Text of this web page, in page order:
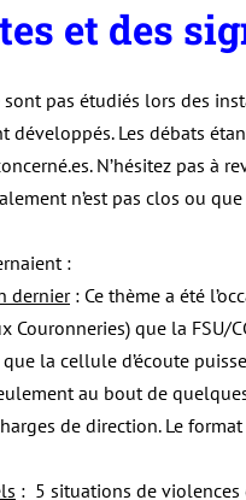
et des
pas étudiés lors des
développés. Les débats
N’hésitez pas à
n’est pas clos ou
:
dernier: Ce thème a été
Couronneries) que la FSU/
la cellule d’écoute
au bout de
de direction. Le
: 5 situations de violences